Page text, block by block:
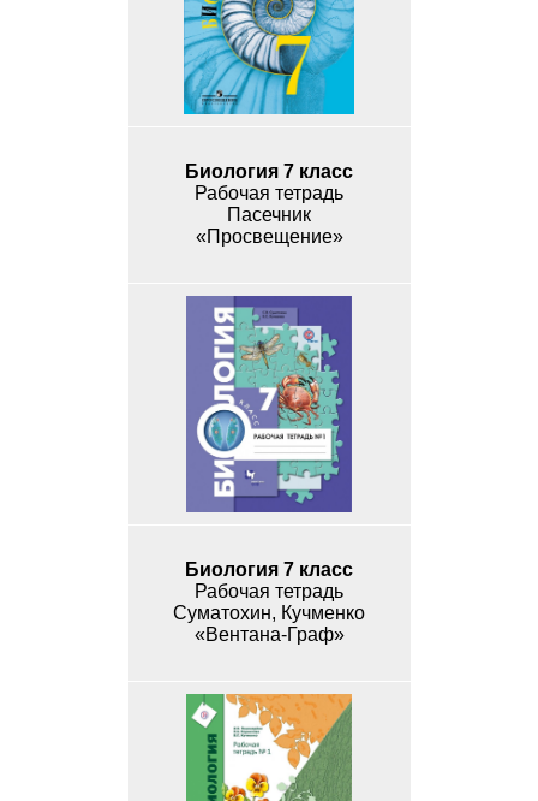
Биология 7 класс
Рабочая тетрадь
Пасечник
«Просвещение»
Биология 7 класс
Рабочая тетрадь
Суматохин, Кучменко
«Вентана-Граф»